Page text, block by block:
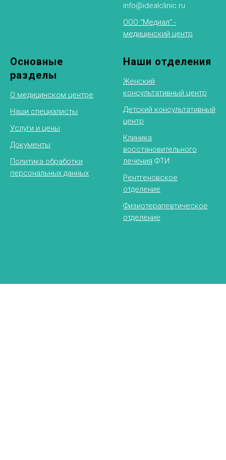
info@idealclinic.ru
ООО "Медиал" -
медицинский центр
Основные
разделы
О медицинском центре
Наши специалисты
Услуги и цены
Документы
Политика обработки
персональных данных
Наши отделения
Женский
консультативный центр
Детский консультативный
центр
Клиника
восстановительного
лечения ФТИ
Рентгеновское
отделение
Физиотерапевтическое
отделение